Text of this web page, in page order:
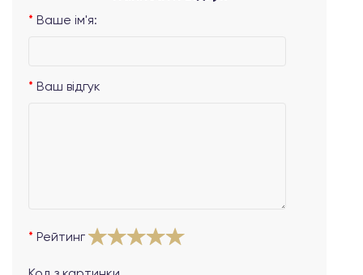
Ваше ім'я:
Ваш відгук
Рейтинг